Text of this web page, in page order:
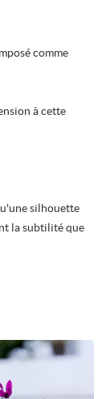
comme
à cette
silhouette
la subtilité que